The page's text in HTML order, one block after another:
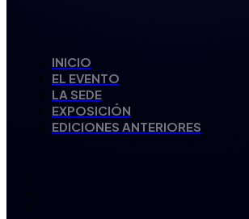
INICIO
EL EVENTO
LA SEDE
EXPOSICIÓN
EDICIONES ANTERIORES